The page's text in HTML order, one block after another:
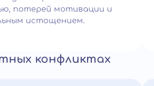
потерей мотивации и
истощением.
конфликтах